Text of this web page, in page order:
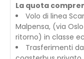
La quota
Volo di linea
Malpensa, (via
ritorno) in classe
Trasferimenti